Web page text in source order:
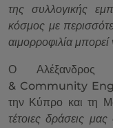
της συλλογικής
κόσμος με
αιμορροφιλία
Ο Αλέξανδρος
& Community
την Κύπρο και τη
τέτοιες δράσεις